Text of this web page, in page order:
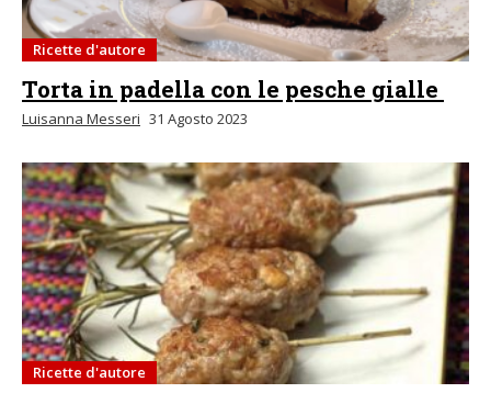
Ricette d'autore
Torta in padella con le pesche gialle
Luisanna Messeri 31 Agosto 2023
Ricette d'autore